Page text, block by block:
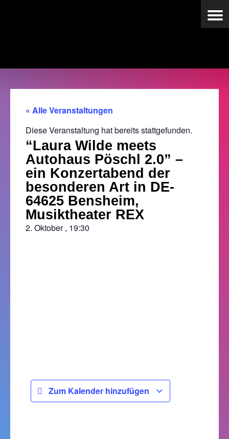
« Alle Veranstaltungen
Diese Veranstaltung hat bereits stattgefunden.
“Laura Wilde meets
Autohaus Pöschl 2.0” –
ein Konzertabend der
besonderen Art in DE-
64625 Bensheim,
Musiktheater REX
2. Oktober , 19:30
Zum Kalender hinzufügen